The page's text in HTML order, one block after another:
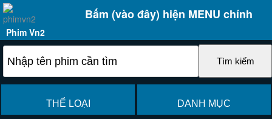
Bấm (vào đây) hiện MENU chính
Phim Vn2
THỂ LOẠI DANH MỤC